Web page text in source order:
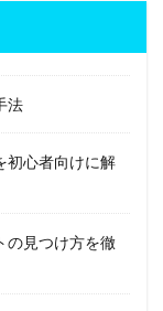
法
初心者向けに解
の見つけ方を徹